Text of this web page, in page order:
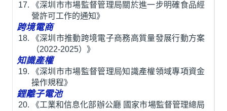
《深圳市市場監督管理局關於進一步明確食品經
營許可工作的通知》
跨境電商
《深圳市推動跨境電子商務高質量發展行動方案
（2022-2025）》
知識產權
《深圳市市場監督管理局知識產權領域專項資金
操作規程》
鋰離子電池
《工業和信息化部辦公廳 國家市場監督管理總局